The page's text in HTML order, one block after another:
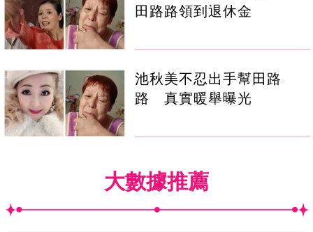
田路路領到退休金
池秋美不忍出手幫田路
路 真實暖舉曝光
大數據推薦